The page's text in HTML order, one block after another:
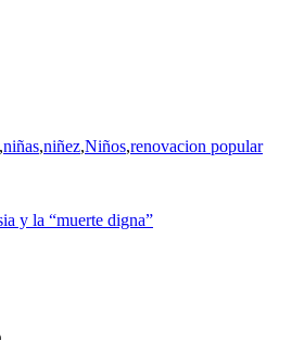
,niñas,niñez,Niños,renovacion popular
y la “muerte digna”